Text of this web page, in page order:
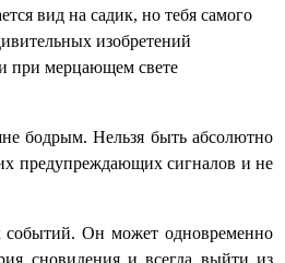
вид на садик, но тебя самого
изобретений
и при мерцающем свете
бодрым. Нельзя быть абсолютно
предупреждающих сигналов и не
событий. Он может одновременно